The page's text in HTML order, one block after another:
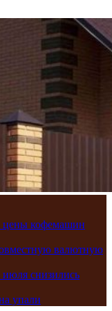
цены кофемашин
валютную
июля снизились
упали